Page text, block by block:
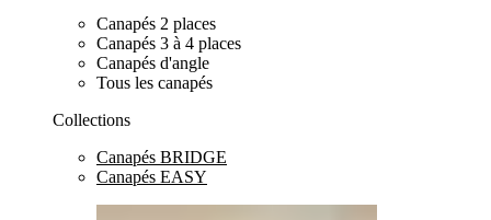
Canapés 2 places
Canapés 3 à 4 places
Canapés d'angle
Tous les canapés
Collections
Canapés BRIDGE
Canapés EASY